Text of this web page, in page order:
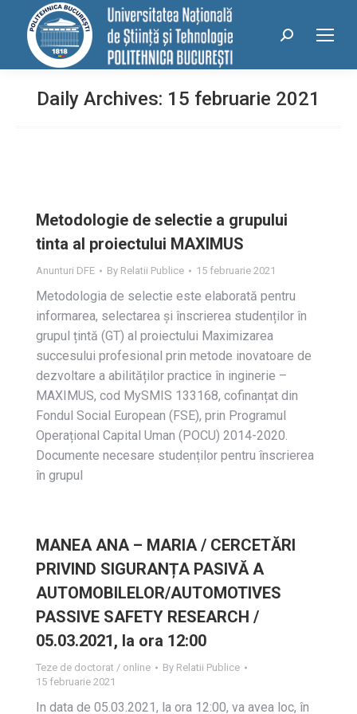
conținut
Search:
Daily Archives: 15 februarie 2021
Metodologie de selectie a grupului
tinta al proiectului MAXIMUS
Anunturi DFE By Relatii Publice 15 februarie 2021
Metodologia de selectie este elaborată pentru
informarea, selectarea și înscrierea studenților în
grupul țintă (GT) al proiectului Maximizarea
succesului profesional prin metode inovatoare de
dezvoltare a abilităților practice în inginerie –
MAXIMUS, cod MySMIS 133168, cofinanțat din
Fondul Social European (FSE), prin Programul
Operațional Capital Uman (POCU) 2014-2020.
Documente necesare studenților pentru înscrierea
în grupul
MANEA ANA – MARIA / CERCETĂRI
PRIVIND SIGURANȚA PASIVĂ A
AUTOMOBILELOR/AUTOMOTIVES
PASSIVE SAFETY RESEARCH /
05.03.2021, la ora 12:00
Teze de doctorat / online By Relatii Publice
15 februarie 2021
In data de 05.03.2021, la ora 12:00, va avea loc, în